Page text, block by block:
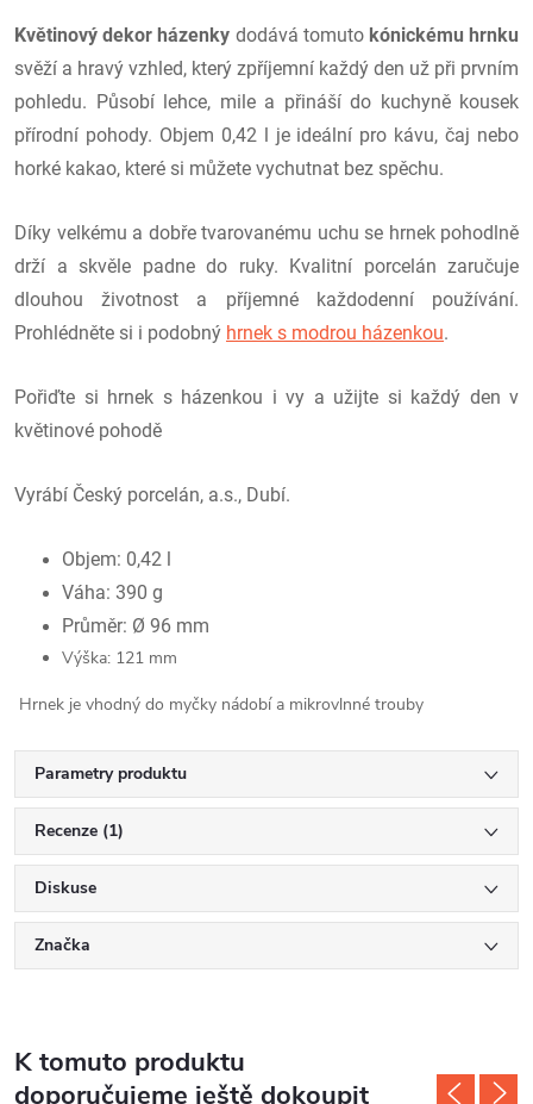
Květinový dekor házenky dodává tomuto kónickému hrnku
svěží a hravý vzhled, který zpříjemní každý den už při prvním
pohledu. Působí lehce, mile a přináší do kuchyně kousek
přírodní pohody. Objem 0,42 l je ideální pro kávu, čaj nebo
horké kakao, které si můžete vychutnat bez spěchu.
Díky velkému a dobře tvarovanému uchu se hrnek pohodlně
drží a skvěle padne do ruky. Kvalitní porcelán zaručuje
dlouhou životnost a příjemné každodenní používání.
Prohlédněte si i podobný hrnek s modrou házenkou.
Pořiďte si hrnek s házenkou i vy a užijte si každý den v
květinové pohodě
Vyrábí Český porcelán, a.s., Dubí.
Objem: 0,42 l
Váha: 390 g
Průměr: Ø 96 mm
Výška: 121 mm
Hrnek je vhodný do myčky nádobí a mikrovlnné trouby
Parametry produktu
Recenze (1)
Diskuse
Značka
K tomuto produktu
doporučujeme ještě dokoupit